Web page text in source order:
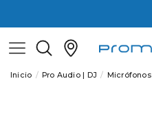
Inicio Pro Audio | DJ Micrófonos